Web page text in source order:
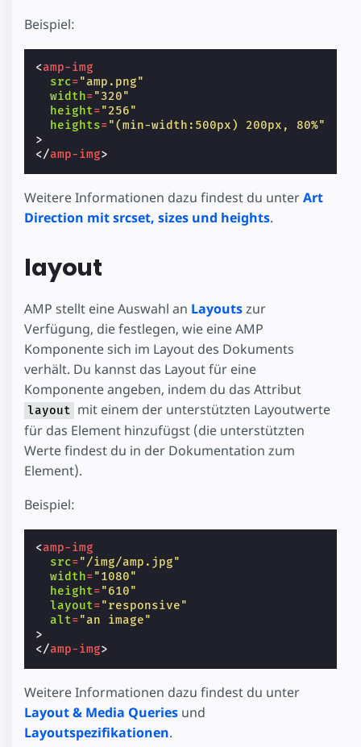
Beispiel:
<amp-img
src="amp.png"
width="320"
height="256"
heights="(min-width:500px) 200px, 80%"
>
</amp-img>
Weitere Informationen dazu findest du unterArt
Direction mit srcset, sizes und heights.
layout
AMP stellt eine Auswahl an Layoutszur
Verfügung, die festlegen, wie eine AMP
Komponente sich im Layout des Dokuments
verhält. Du kannst das Layout für eine
Komponente angeben, indem du das Attribut
layout mit einem der unterstützten Layoutwerte
für das Element hinzufügst (die unterstützten
Werte findest du in der Dokumentation zum
Element).
Beispiel:
<amp-img
src="/img/amp.jpg"
width="1080"
height="610"
layout="responsive"
alt="an image"
>
</amp-img>
Weitere Informationen dazu findest du unter
Layout & Media Queries und
Layoutspezifikationen.